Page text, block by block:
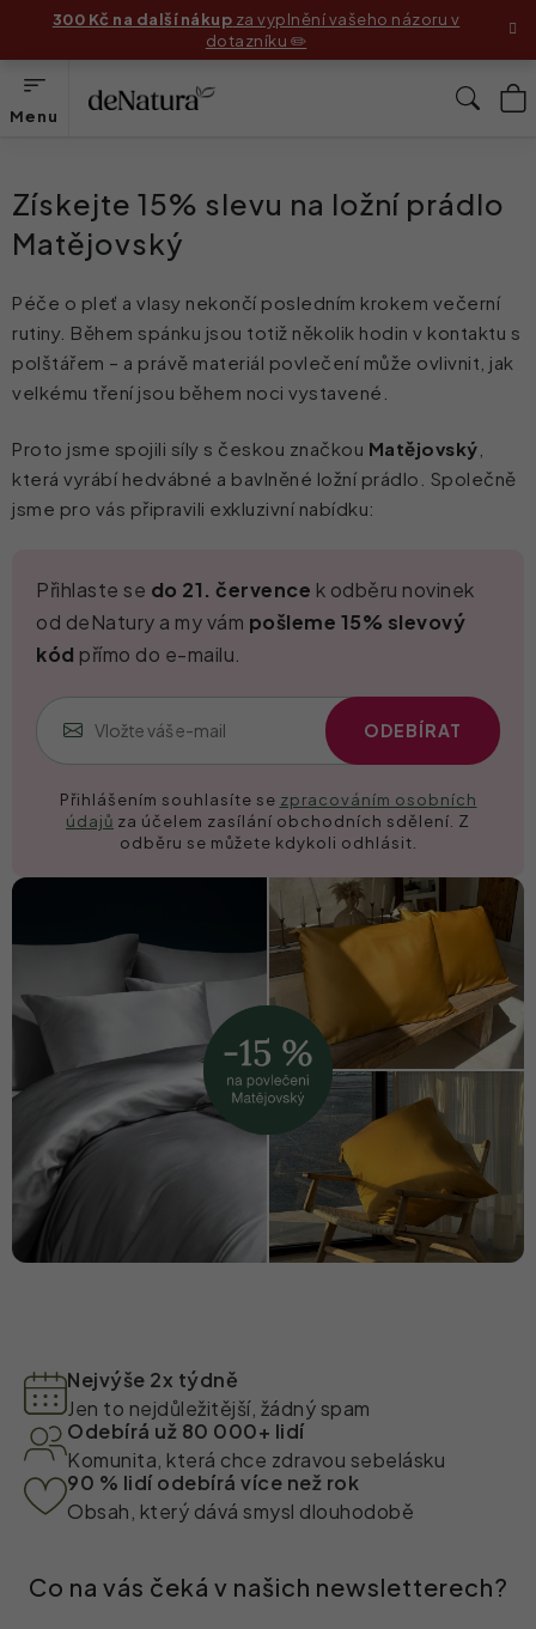
obsah
300 Kč na další nákup za vyplnění vašeho názoru v
dotazníku ✏️
Příběhy zákaznic
Před & Po
Blog
Náš příběh
Kontakt
Získejte 15% slevu na ložní prádlo
Matějovský
Péče o pleť a vlasy nekončí posledním krokem večerní
rutiny. Během spánku jsou totiž několik hodin v kontaktu s
polštářem – a právě materiál povlečení může ovlivnit, jak
velkému tření jsou během noci vystavené.
Proto jsme spojili síly s českou značkou Matějovský
která vyrábí hedvábné a bavlněné ložní prádlo. Společně
jsme pro vás připravili exkluzivní nabídku:
Přihlaste se do 21. července k odběru novinek
od deNatury a my vám pošleme 15% slevový
kód přímo do e-mailu.
ODEBÍRAT
Přihlášením souhlasíte se zpracováním osobních
údajů za účelem zasílání obchodních sdělení. Z
odběru se můžete kdykoli odhlásit.
Nejvýše 2x týdně
Jen to nejdůležitější, žádný spam
Odebírá už 80 000+ lidí
Komunita, která chce zdravou sebelásku
90 % lidí odebírá více než rok
Obsah, který dává smysl dlouhodobě
Co na vás čeká v našich newsletterech?